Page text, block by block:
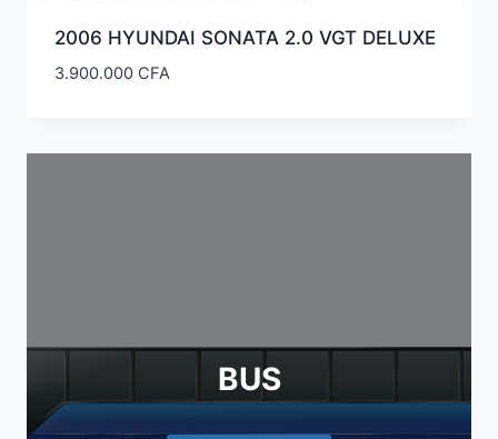
2006 HYUNDAI SONATA 2.0 VGT DELUXE
3.900.000 CFA
BUS